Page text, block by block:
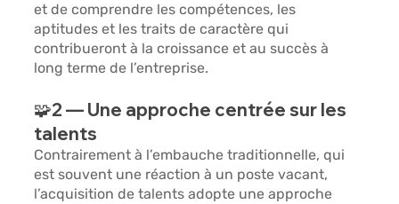
et de comprendre les compétences, les
aptitudes et les traits de caractère qui
contribueront à la croissance et au succès à
long terme de l’entreprise.
🧩2 — Une approche centrée sur les
talents
Contrairement à l’embauche traditionnelle, qui
est souvent une réaction à un poste vacant,
l’acquisition de talents adopte une approche